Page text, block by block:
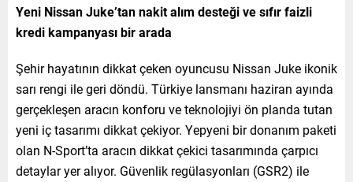
Yeni Nissan Juke’tan nakit alım desteği ve sıfır faizli
kredi kampanyası bir arada
Şehir hayatının dikkat çeken oyuncusu Nissan Juke ikonik
sarı rengi ile geri döndü. Türkiye lansmanı haziran ayında
gerçekleşen aracın konforu ve teknolojiyi ön planda tutan
yeni iç tasarımı dikkat çekiyor. Yepyeni bir donanım paketi
olan N-Sport’ta aracın dikkat çekici tasarımında çarpıcı
detaylar yer alıyor. Güvenlik regülasyonları (GSR2) ile